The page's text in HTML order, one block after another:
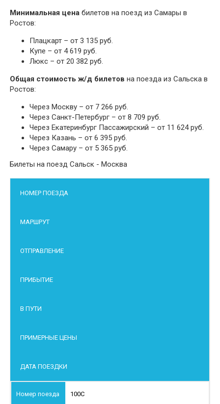
Минимальная цена билетов на поезд из Самары в
Ростов:
Плацкарт – от 3 135 руб.
Купе – от 4 619 руб.
Люкс – от 20 382 руб.
Общая стоимость ж/д билетов на поезда из Сальска в
Ростов:
Через Москву – от 7 266 руб.
Через Санкт-Петербург – от 8 709 руб.
Через Екатеринбург Пассажирский – от 11 624 руб.
Через Казань – от 6 395 руб.
Через Самару – от 5 365 руб.
Билеты на поезд Сальск - Москва
НОМЕР ПОЕЗДА
МАРШРУТ
ОТПРАВЛЕНИЕ
ПРИБЫТИЕ
В ПУТИ
ПРИМЕРНЫЕ ЦЕНЫ
ДАТА ПОЕЗДКИ
100С